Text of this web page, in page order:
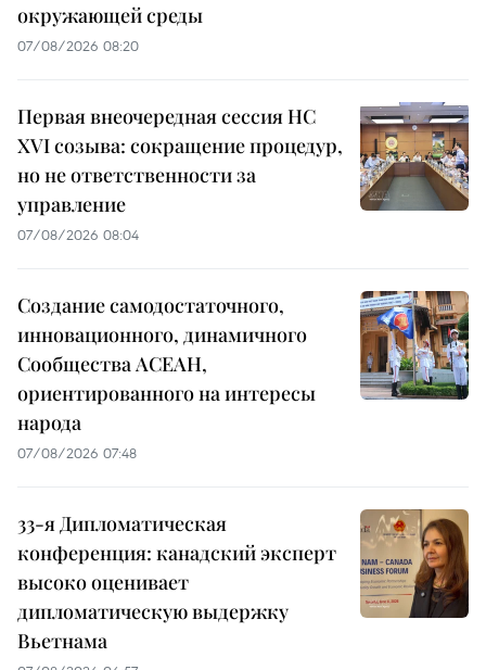
окружающей среды
07/08/2026 08:20
Первая внеочередная сессия НС
XVI созыва: сокращение процедур,
но не ответственности за
управление
07/08/2026 08:04
Создание самодостаточного,
инновационного, динамичного
Сообщества АСЕАН,
ориентированного на интересы
народа
07/08/2026 07:48
33-я Дипломатическая
конференция: канадский эксперт
высоко оценивает
дипломатическую выдержку
Вьетнама